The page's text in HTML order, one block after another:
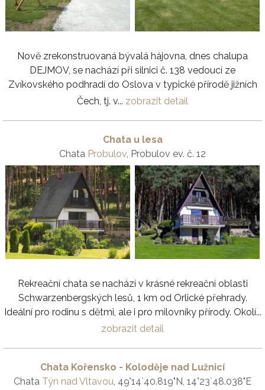
Nově zrekonstruovaná bývalá hájovna, dnes chalupa
DEJMOV, se nachází při silnici č. 138 vedoucí ze
Zvíkovského podhradí do Oslova v typické přírodě jižních
Čech, tj. v... zobrazit detail
Chata u lesa
Chata Probulov, Probulov ev. č. 12
Rekreační chata se nachází v krásné rekreační oblasti
Schwarzenbergských lesů, 1 km od Orlické přehrady.
Ideální pro rodinu s dětmi, ale i pro milovníky přírody. Okolí...
zobrazit detail
Chata Kořensko - Koloděje nad Lužnicí
Chata Týn nad Vltavou, 49°14`40.819"N, 14°23`48.038"E